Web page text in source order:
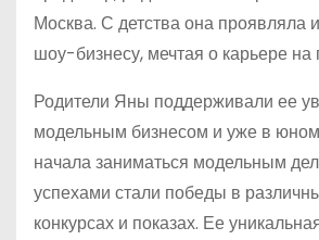
Москва. С детства она проявляла
шоу-бизнесу, мечтая о карьере на
Родители Яны поддерживали ее
модельным бизнесом и уже в
начала заниматься модельным
успехами стали победы в
конкурсах и показах. Ее